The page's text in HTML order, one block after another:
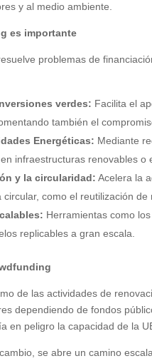
y al medio ambiente.
es importante
problemas de
verdes: Facilita el
también el
Energéticas: Mediante
infraestructuras renovables o
y la circularidad: Acelera la
como el reutilización de
Herramientas como
replicables a gran escala.
de las actividades de
dependiendo de fondos
en peligro la capacidad de la
se abre un camino